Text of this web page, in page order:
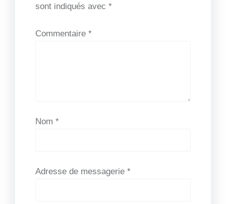
sont indiqués avec *
Commentaire *
Nom *
Adresse de messagerie *